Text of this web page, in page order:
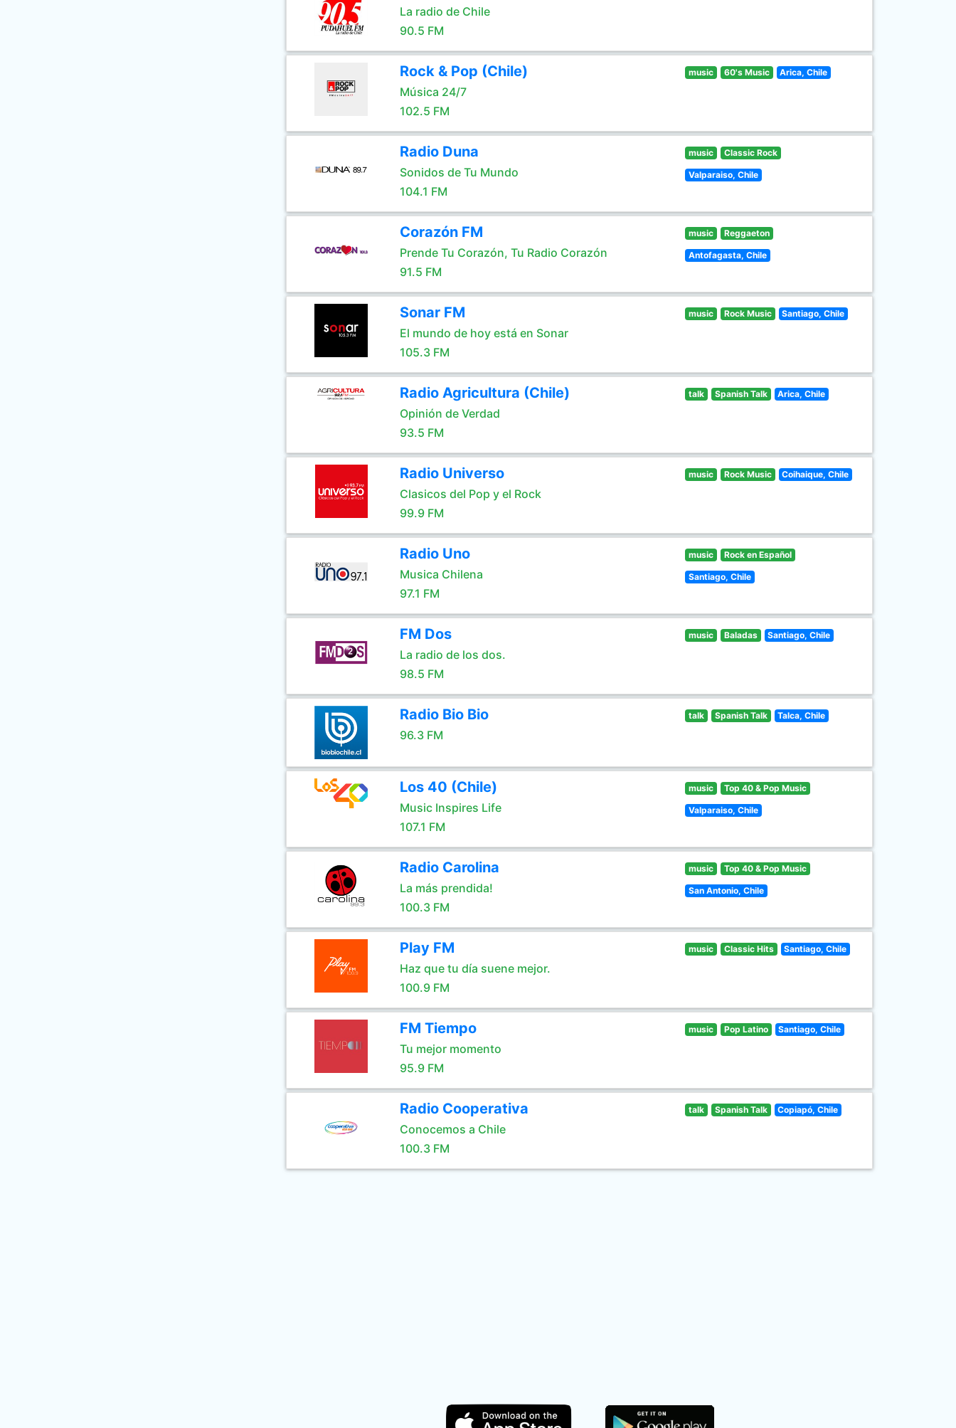
La radio de Chile
90.5 FM
Rock & Pop (Chile)
Música 24/7
102.5 FM
music 60's Music Arica, Chile
Radio Duna
Sonidos de Tu Mundo
104.1 FM
music Classic Rock
Valparaiso, Chile
Corazón FM
Prende Tu Corazón, Tu Radio Corazón
91.5 FM
music Reggaeton
Antofagasta, Chile
Sonar FM
El mundo de hoy está en Sonar
105.3 FM
music Rock Music Santiago, Chile
Radio Agricultura (Chile)
Opinión de Verdad
93.5 FM
talk Spanish Talk Arica, Chile
Radio Universo
Clasicos del Pop y el Rock
99.9 FM
music Rock Music Coihaique, Chile
Radio Uno
Musica Chilena
97.1 FM
music Rock en Español
Santiago, Chile
FM Dos
La radio de los dos.
98.5 FM
music Baladas Santiago, Chile
Radio Bio Bio
96.3 FM
talk Spanish Talk Talca, Chile
Los 40 (Chile)
Music Inspires Life
107.1 FM
music Top 40 & Pop Music
Valparaiso, Chile
Radio Carolina
La más prendida!
100.3 FM
music Top 40 & Pop Music
San Antonio, Chile
Play FM
Haz que tu día suene mejor.
100.9 FM
music Classic Hits Santiago, Chile
FM Tiempo
Tu mejor momento
95.9 FM
music Pop Latino Santiago, Chile
Radio Cooperativa
Conocemos a Chile
100.3 FM
talk Spanish Talk Copiapó, Chile